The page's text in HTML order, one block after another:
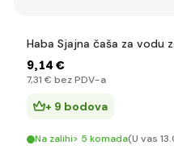
Haba Sjajna čaša za vodu
9,14 €
7,31 € bez PDV-a
+ 9 bodova
Na zalihi> 5 komada(U vas